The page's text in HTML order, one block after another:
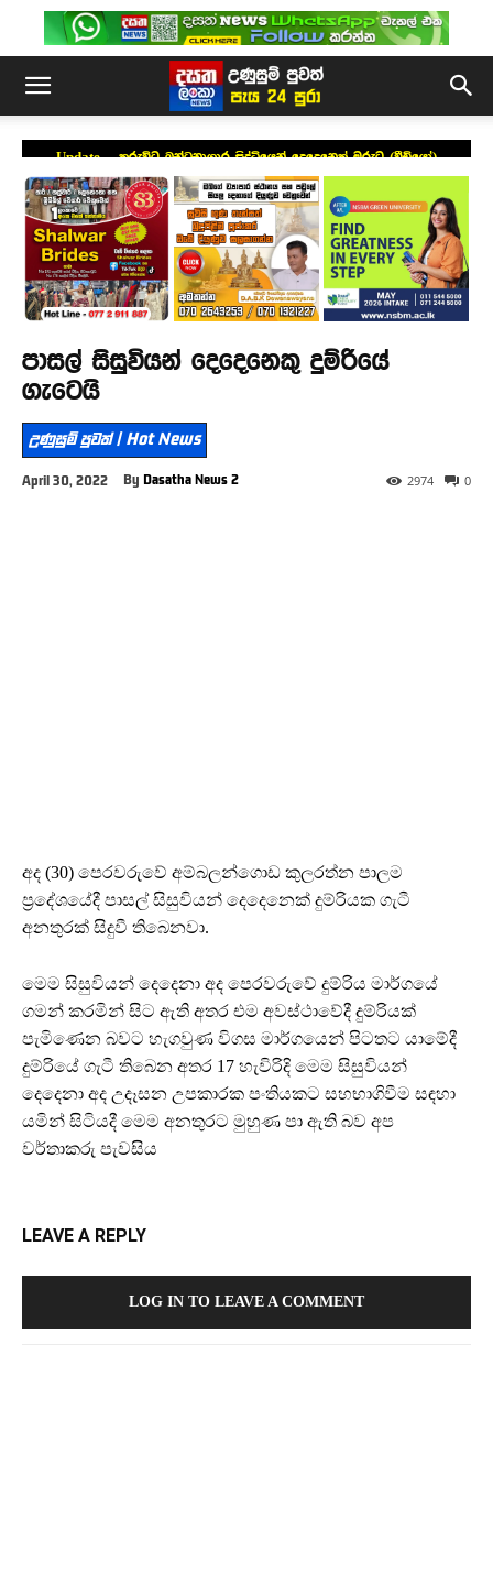
Update – කුරුවිට බන්ධනාගාර සිද්ධියෙන් දෙදෙනෙක් මරුට (වීඩියෝ)
පාසල් සිසුවියන් දෙදෙනෙකු දුම්රියේ
ගැටෙයි
උණුසුම් පුවත් | Hot News
April 30, 2022 By Dasatha News 2 0
2974
අද (30) පෙරවරුවේ අම්බලන්ගොඩ කුලරත්න පාලම
ප්‍රදේශයේදී පාසල් සිසුවියන් දෙදෙනෙක් දුම්රියක ගැටී
අනතුරක් සිදුවී තිබෙනවා.
මෙම සිසුවියන් දෙදෙනා අද පෙරවරුවේ දුම්රිය මාර්ගයේ
ගමන් කරමින් සිට ඇති අතර එම අවස්ථාවේදී දුම්රියක්
පැමිණෙන බවට හැගවුණ විගස මාර්ගයෙන් පිටතට යාමේදී
දුම්රියේ ගැටී තිබෙන අතර 17 හැවිරිදි මෙම සිසුවියන්
දෙදෙනා අද උදෑසන උපකාරක පංතියකට සහභාගිවීම සඳහා
යමින් සිටියදී මෙම අනතුරට මුහුණ පා ඇති බව අප
වර්තාකරු පැවසිය
LEAVE A REPLY
LOG IN TO LEAVE A COMMENT